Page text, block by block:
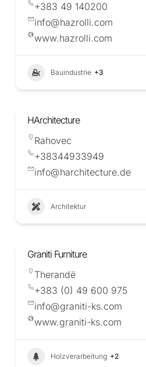
+383 49 140200
info@hazrolli.com
www.hazrolli.com
Bauindustrie +3
HArchitecture
Rahovec
+38344933949
info@harchitecture.de
Architektur
Graniti Furniture
Therandë
+383 (0) 49 600 975
info@graniti-ks.com
www.graniti-ks.com
Holzverarbeitung +2